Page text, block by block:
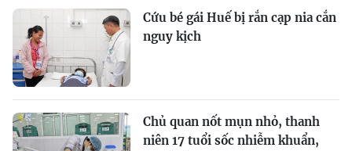
Cứu bé gái Huế bị rắn cạp nia cắn
nguy kịch
Chủ quan nốt mụn nhỏ, thanh
niên 17 tuổi sốc nhiễm khuẩn,